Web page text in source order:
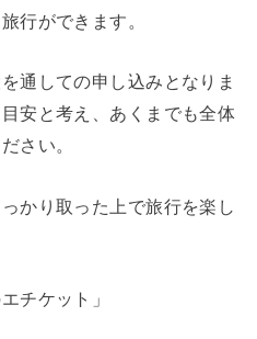
行ができます。
通しての申し込みとなりま
安と考え、あくまでも全体
さい。
かり取った上で旅行を楽し
チケット」